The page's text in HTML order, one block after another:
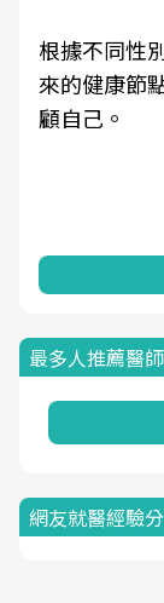
根據不同性
來的健康節
顧自己。
最多人推薦醫師
網友就醫經驗